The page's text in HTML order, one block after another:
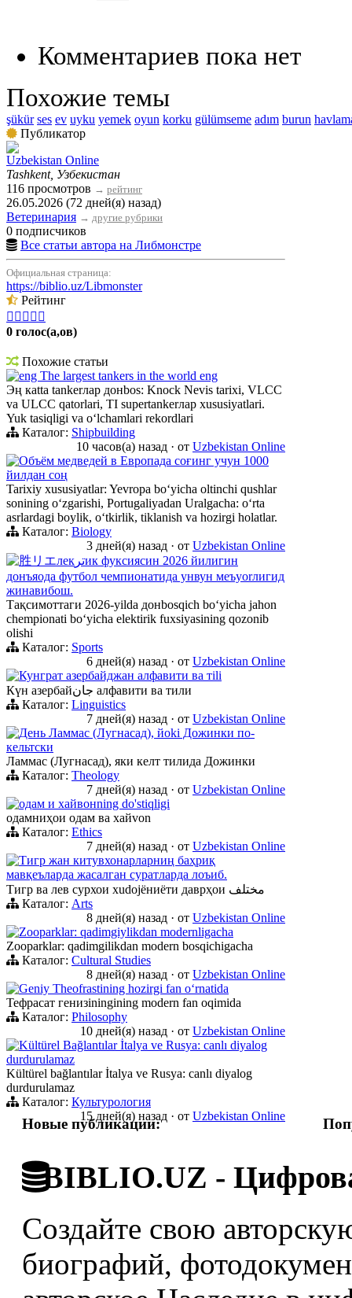
Комментариев пока нет
Похожие темы
şükür ses ev uyku yemek oyun korku gülümseme adım burun
Публикатор
Uzbekistan Online
Tashkent, Узбекистан
116 просмотров → рейтинг
26.05.2026 (72 дней(я) назад)
Ветеринария → другие рубрики
0 подписчиков
Все статьи автора на Либмонстре
Официальная страница:
https://biblio.uz/Libmonster
Рейтинг
    
0 голос(а,ов)
Похожие статьи
eng The largest tankers in the world eng
Эң кatta tankerлар донbos: Knock Nevis tarixi, VLCC
va ULCC qatorlari, TI supertankerлар xususiyatlari.
Yuk tasiqligi va oʻlchamlari rekordlari
Каталог: Shipbuilding
10 часов(а) назад · от Uzbekistan Online
Объём медведей в Европада соғинг учун 1000
йилдан соң
Tarixiy xususiyatlar: Yevropa boʻyicha oltinchi qushlar
sonining oʻzgarishi, Portugaliyadan Uralgacha: oʻrta
asrlardagi boylik, oʻtkirlik, tiklanish va hozirgi holatlar.
Каталог: Biology
3 дней(я) назад · от Uzbekistan Online
胜リエлекترик фуксиясин 2026 йилигин
донъяода футбол чемпионатида унвун меъyorлигид
жинавибош.
Тақсимоттаги 2026-yilda донbosqich boʻyicha jahon
chempionati boʻyicha elektirik fuxsiyasining qozonib
olishi
Каталог: Sports
6 дней(я) назад · от Uzbekistan Online
Кунграт азербайджан алфавити ва тili
Күн азербайجان алфавити ва тили
Каталог: Linguistics
7 дней(я) назад · от Uzbekistan Online
День Ламмас (Лугнасад), йoki Дожинки по-
кельтски
Ламмас (Лугнасад), яки келт тилида Дожинки
Каталог: Theology
7 дней(я) назад · от Uzbekistan Online
одам и хайвонning do'stiqligi
одамниҳои одам ва хайvon
Каталог: Ethics
7 дней(я) назад · от Uzbekistan Online
Тигр жан китувхонарларниң баҳриқ
мавқеъларда жасалган суратларда лоъиб.
Тигр ва лев сурхои хudojёниёти даврҳои مختلف
Каталог: Arts
8 дней(я) назад · от Uzbekistan Online
Zooparklar: qadimgiylikdan modernligacha
Zooparklar: qadimgilikdan modern bosqichigacha
Каталог: Cultural Studies
8 дней(я) назад · от Uzbekistan Online
Geniy Theofrastining hozirgi fan oʻrnatida
Тефрасат генизiningining modern fan oqimida
Каталог: Philosophy
10 дней(я) назад · от Uzbekistan Online
Kültürel Bağlantılar İtalya ve Rusya: canlı diyalog
durdurulamaz
Kültürel bağlantılar İtalya ve Rusya: canlı diyalog
durdurulamaz
Каталог: Культурология
15 дней(я) назад · от Uzbekistan Online
Новые публикации:
BIBLIO.UZ -
Создайте свою
биографий,